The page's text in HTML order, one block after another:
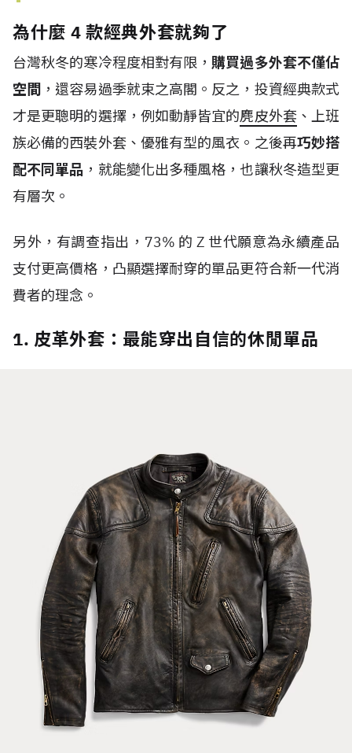
為什麼 4 款經典外套就夠了
台灣秋冬的寒冷程度相對有限， 購買過多外套不僅佔
空間 ，還容易過季就束之高閣。反之，投資經典款式
才是更聰明的選擇，例如動靜皆宜的麂皮外套、上班
族必備的西裝外套、優雅有型的風衣。之後再巧妙搭
配不同單品 ，就能變化出多種風格，也讓秋冬造型更
有層次。
另外，有調查指出， 73% 的 Z 世代願意為永續產品
支付更高價格，凸顯選擇耐穿的單品更符合新一代消
費者的理念。
1. 皮革外套：最能穿出自信的休閒單品